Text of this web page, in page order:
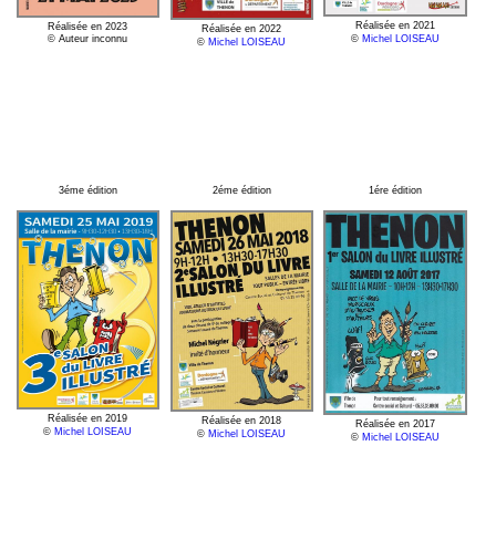
Réalisée en 2023
© Auteur inconnu
Réalisée en 2022
© Michel LOISEAU
Réalisée en 2021
© Michel LOISEAU
3éme édition
Réalisée en 2019
© Michel LOISEAU
2éme édition
Réalisée en 2018
© Michel LOISEAU
1ére édition
Réalisée en 2017
© Michel LOISEAU